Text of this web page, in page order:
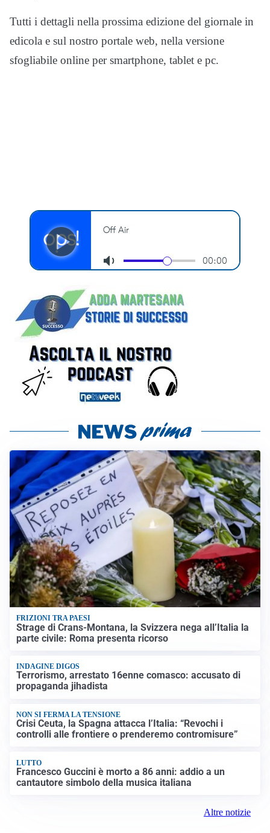
Tutti i dettagli nella prossima edizione del giornale in
edicola e sul nostro portale web, nella versione
sfogliabile online per smartphone, tablet e pc.
FRIZIONI TRA PAESI
Strage di Crans-Montana, la Svizzera nega all’Italia la
parte civile: Roma presenta ricorso
INDAGINE DIGOS
Terrorismo, arrestato 16enne comasco: accusato di
propaganda jihadista
NON SI FERMA LA TENSIONE
Crisi Ceuta, la Spagna attacca l’Italia: “Revochi i
controlli alle frontiere o prenderemo contromisure”
LUTTO
Francesco Guccini è morto a 86 anni: addio a un
cantautore simbolo della musica italiana
Altre notizie